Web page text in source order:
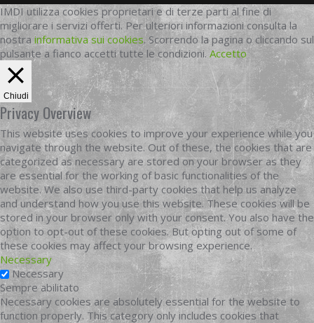
IMDI utilizza cookies proprietari e di terze parti al fine di
migliorare i servizi offerti. Per ulteriori informazioni consulta la
nostrainformativa sui cookies. Scorrendo la pagina o cliccando sul
pulsante a fianco accetti tutte le condizioni. Accetto
Chiudi
Privacy Overview
This website uses cookies to improve your experience while you
navigate through the website. Out of these, the cookies that are
categorized as necessary are stored on your browser as they
are essential for the working of basic functionalities of the
website. We also use third-party cookies that help us analyze
and understand how you use this website. These cookies will be
stored in your browser only with your consent. You also have the
option to opt-out of these cookies. But opting out of some of
these cookies may affect your browsing experience.
Necessary
Necessary
Sempre abilitato
Necessary cookies are absolutely essential for the website to
function properly. This category only includes cookies that